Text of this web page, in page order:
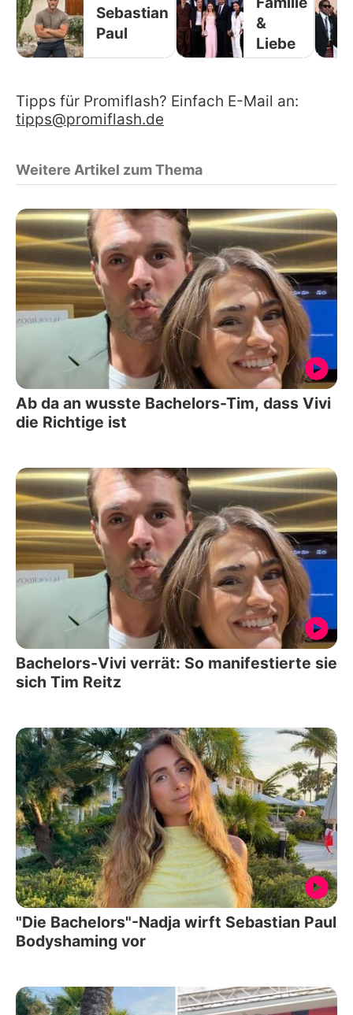
Sebastian
Paul
&
Liebe
Tipps für Promiflash? Einfach E-Mail an:
tipps@promiflash.de
Weitere Artikel zum Thema
Ab da an wusste Bachelors-Tim, dass Vivi
die Richtige ist
Bachelors-Vivi verrät: So manifestierte sie
sich Tim Reitz
"Die Bachelors"-Nadja wirft Sebastian Paul
Bodyshaming vor